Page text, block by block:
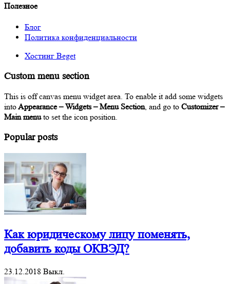
Полезное
Блог
Политика конфиденциальности
Хостинг Beget
Custom menu section
This is off canvas menu widget area. To enable it add some widgets
intoAppearance – Widgets – Menu Section, and go to Customizer –
Main menuto set the icon position.
Popular posts
Как юридическому лицу поменять,
добавить коды ОКВЭД?
23.12.2018 Выкл.